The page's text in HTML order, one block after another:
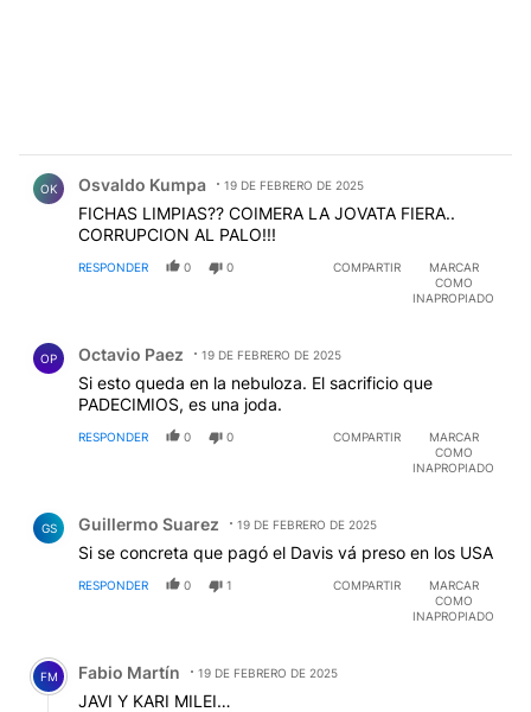
OK Osvaldo Kumpa 19 DE FEBRERO DE 2025
FICHAS LIMPIAS?? COIMERA LA JOVATA FIERA..
CORRUPCION AL PALO!!!
RESPONDER 0 0 COMPARTIR
MARCAR
COMO
INAPROPIADO
OP Octavio Paez 19 DE FEBRERO DE 2025
Si esto queda en la nebuloza. El sacrificio que
PADECIMIOS, es una joda.
RESPONDER 0 0 COMPARTIR
MARCAR
COMO
INAPROPIADO
GS Guillermo Suarez 19 DE FEBRERO DE 2025
Si se concreta que pagó el Davis vá preso en los USA
RESPONDER 0 1 COMPARTIR
MARCAR
COMO
INAPROPIADO
Comentario de Fabio Martín.
FM Fabio Martín 19 DE FEBRERO DE 2025
JAVI Y KARI MILEI…